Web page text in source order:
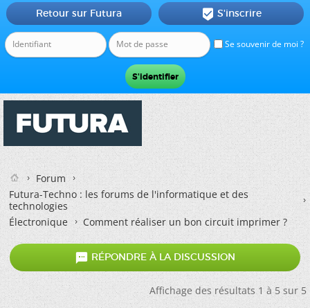
Se souvenir de moi ?
Retour sur Futura  S'inscrire
Forum
Futura-Techno : les forums de l'informatique et des
technologies
Électronique
Comment réaliser un bon circuit imprimer ?
 RÉPONDRE À LA DISCUSSION
Affichage des résultats 1 à 5 sur 5